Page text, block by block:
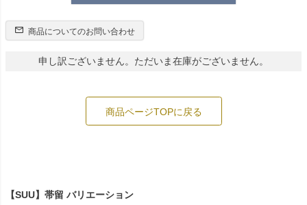
商品についてのお問い合わせ
申し訳ございません。ただいま在庫がございません。
商品ページTOPに戻る
【SUU】帯留 バリエーション